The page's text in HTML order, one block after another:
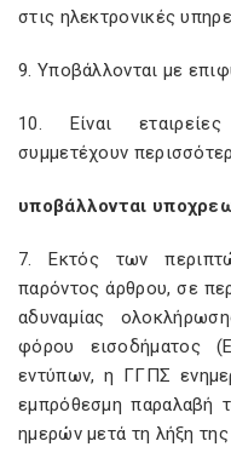
στις ηλεκτρονικές
9. Υποβάλλονται με
10. Είναι
συμμετέχουν
υποβάλλονται
7. Εκτός των
παρόντος άρθρου, σε
αδυναμίας
φόρου εισοδήματος
εντύπων, η ΓΓΠΣ
εμπρόθεσμη παραλαβή
ημερών μετά τη λήξη